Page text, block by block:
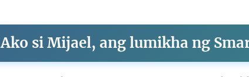
Ako si Mijael, ang lumikha ng